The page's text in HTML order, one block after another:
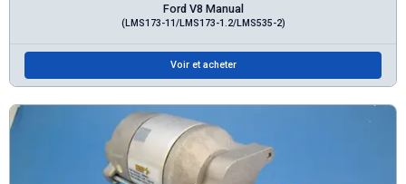
Ford V8 Manual
(LMS173-11/LMS173-1.2/LMS535-2)
Voir et acheter